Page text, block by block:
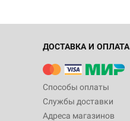
ДОСТАВКА И ОПЛАТА
Способы оплаты
Службы доставки
Адреса магазинов